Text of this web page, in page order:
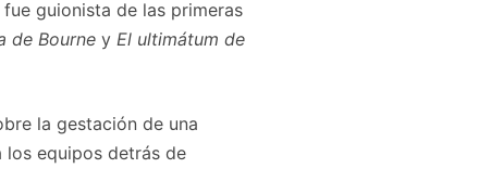
fue guionista de las primeras
de Bourne y El ultimátum de
la gestación de una
los equipos detrás de